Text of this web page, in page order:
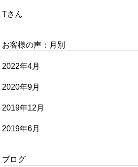
Tさん
お客様の声：月別
2022年4月
2020年9月
2019年12月
2019年6月
ブログ